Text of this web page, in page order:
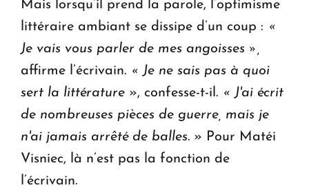
Mais lorsqu’il prend la parole, l’optimisme
littéraire ambiant se dissipe d’un coup : «
Je vais vous parler de mes angoisses »,
affirme l’écrivain. « Je ne sais pas à quoi
sert la littérature », confesse-t-il. « J'ai écrit
de nombreuses pièces de guerre, mais je
n'ai jamais arrêté de balles. » Pour Matéi
Visniec, là n’est pas la fonction de
l’écrivain.